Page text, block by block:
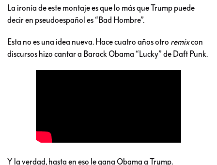
La ironía de este montaje es que lo más que Trump puede
decir en pseudoespañol es “Bad Hombre”.
Esta no es una idea nueva. Hace cuatro años otro remixcon
discursos hizo cantar a Barack Obama “Lucky” de Daft Punk.
Y la verdad, hasta en eso le gana Obama a Trump.